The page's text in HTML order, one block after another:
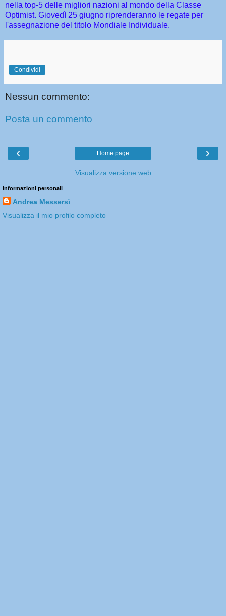
nella top-5 delle migliori nazioni al mondo della Classe
Optimist. Giovedì 25 giugno riprenderanno le regate per
l'assegnazione del titolo Mondiale Individuale.
Condividi
Nessun commento:
Posta un commento
‹ ›
Home page
Visualizza versione web
Informazioni personali
Andrea Messersì
Visualizza il mio profilo completo